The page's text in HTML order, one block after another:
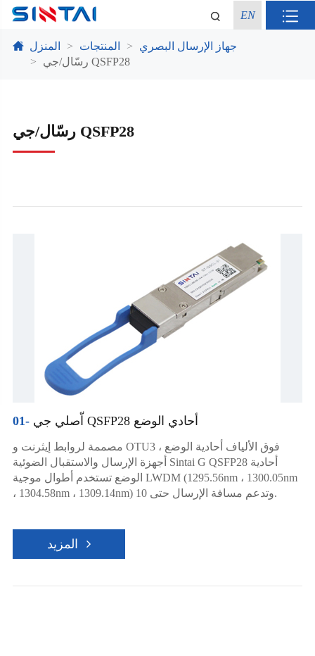
EN
المنزل المنتجات
جهاز الإرسال البصري
رسّال/جي QSFP28
رسّال/جي QSFP28
01- اّصلي جي QSFP28 أحادي الوضع
مصممة لروابط إيثرنت و OTU3 فوق الألياف أحادية الوضع ،
أجهزة الإرسال والاستقبال الضوئية Sintai G QSFP28 أحادية
الوضع تستخدم أطوال موجية LWDM (1295.56nm ، 1300.05nm
، 1304.58nm ، 1309.14nm) وتدعم مسافة الإرسال حتى 10.
المزيد